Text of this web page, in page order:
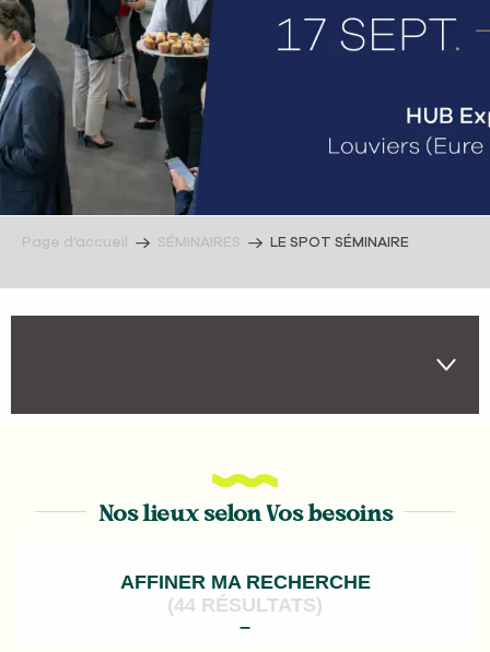
Page d’accueil SÉMINAIRES LE SPOT SÉMINAIRE
NOS LIEUXNos lieux selon Vos besoins
AFFINER MA RECHERCHE
(44 RÉSULTATS)